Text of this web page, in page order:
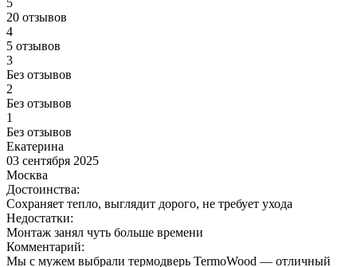
20 отзывов
4
5 отзывов
3
Без отзывов
2
Без отзывов
1
Без отзывов
Екатерина
03 сентября 2025
Москва
Достоинства:
Сохраняет тепло, выглядит дорого, не требует ухода
Недостатки:
Монтаж занял чуть больше времени
Комментарий:
Мы с мужем выбрали термодверь TermoWood — отличный